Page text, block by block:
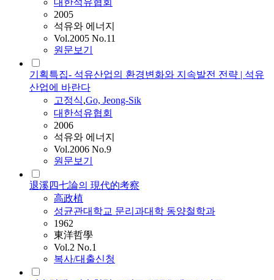
대한석유협회
2005
석유와 에너지
Vol.2005 No.11
원문보기
기획특집- 석유산업의 환경변화와 지속발전 전략 | 석유
산업에 바란다
고정식,Go, Jeong-Sik
대한석유협회
2006
석유와 에너지
Vol.2006 No.9
원문보기
退溪四七論의 現代的考察
高政植
성균관대학교 문리과대학 동양철학과
1962
東洋哲學
Vol.2 No.1
복사/대출신청